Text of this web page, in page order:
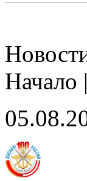
Начало